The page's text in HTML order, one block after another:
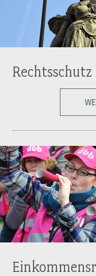
Rechtsschutz